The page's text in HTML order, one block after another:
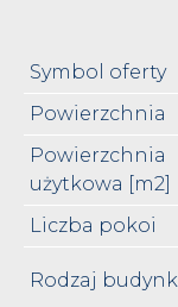
Symbol oferty
Powierzchnia
Powierzchnia
użytkowa [m2]
Liczba pokoi
Rodzaj